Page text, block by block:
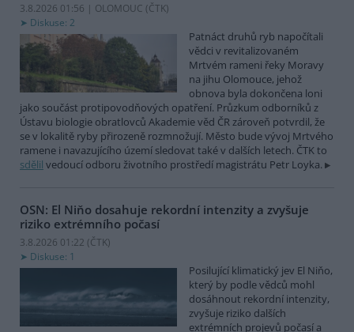
3.8.2026 01:56 | OLOMOUC (ČTK)
Diskuse: 2
Patnáct druhů ryb napočítali
vědci v revitalizovaném
Mrtvém rameni řeky Moravy
na jihu Olomouce, jehož
obnova byla dokončena loni
jako součást protipovodňových opatření. Průzkum odborníků z
Ústavu biologie obratlovců Akademie věd ČR zároveň potvrdil, že
se v lokalitě ryby přirozeně rozmnožují. Město bude vývoj Mrtvého
ramene i navazujícího území sledovat také v dalších letech. ČTK to
sdělil vedoucí odboru životního prostředí magistrátu Petr Loyka.
OSN: El Niňo dosahuje rekordní intenzity a zvyšuje
riziko extrémního počasí
3.8.2026 01:22 (ČTK)
Diskuse: 1
Posilující klimatický jev El Niňo,
který by podle vědců mohl
dosáhnout rekordní intenzity,
zvyšuje riziko dalších
extrémních projevů počasí a